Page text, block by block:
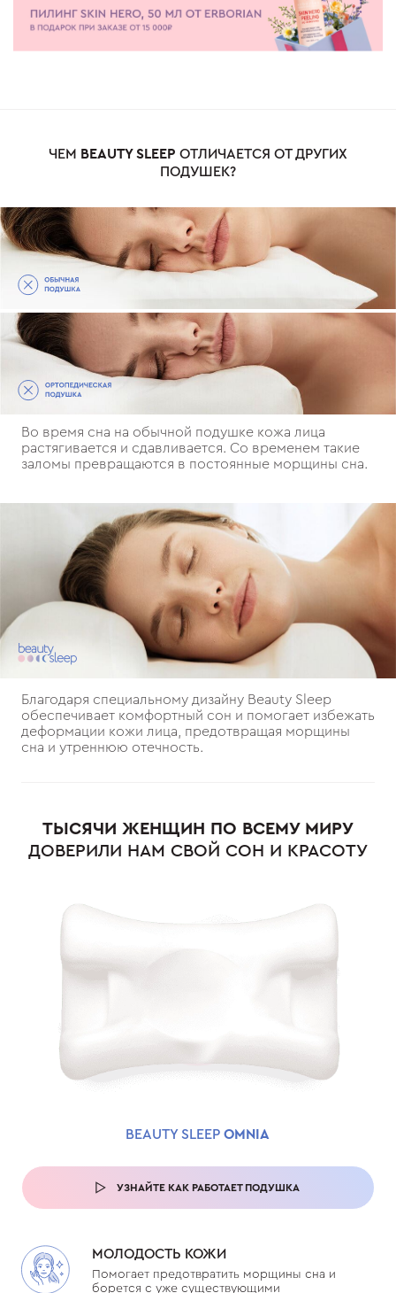
ЧЕМ BЕАUTY SLEEP ОТЛИЧАЕТСЯ ОТ ДРУГИХ
ПОДУШЕК?
Во время сна на обычной подушке кожа лица
растягивается и сдавливается. Со временем такие
заломы превращаются в постоянные морщины сна.
Благодаря специальному дизайну Beauty Sleep
обеспечивает комфортный сон и помогает избежать
деформации кожи лица, предотвращая морщины
сна и утреннюю отечность.
ТЫСЯЧИ ЖЕНЩИН ПО ВСЕМУ МИРУ
ДОВЕРИЛИ НАМ СВОЙ СОН И КРАСОТУ
МОЛОДОСТЬ КОЖИ
Помогает предотвратить морщины сна и
борется с уже существующими
BEAUTY SLEEPOMNIA
УЗНАЙТЕ КАК РАБОТАЕТ ПОДУШКА